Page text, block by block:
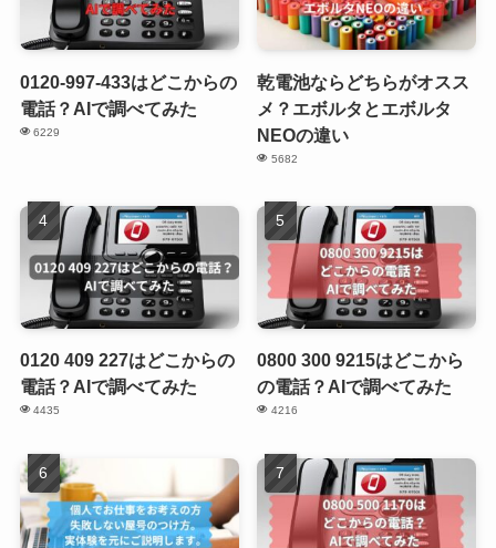
0120-997-433はどこからの
電話？AIで調べてみた
6229
乾電池ならどちらがオスス
メ？エボルタとエボルタ
NEOの違い
5682
0120 409 227はどこからの
電話？AIで調べてみた
4435
0800 300 9215はどこから
の電話？AIで調べてみた
4216